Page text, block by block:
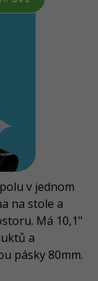
v jednom
na stole a
Má 10,1"
a
pásky 80mm.